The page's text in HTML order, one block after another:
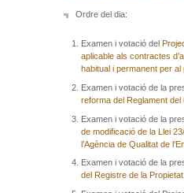
Ordre del dia:
Examen i votació del
aplicable als contractes
habitual i permanent per
Examen i votació de la
reforma del Reglament del
Examen i votació de la
de modificació de la Llei
l’Agència de Qualitat de
Examen i votació de la
del Registre de la Propietat